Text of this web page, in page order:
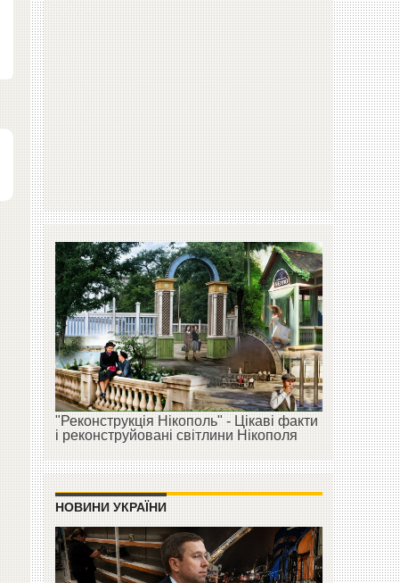
"Реконструкція Нікополь" - Цікаві факти
і реконструйовані світлини Нікополя
НОВИНИ УКРАЇНИ